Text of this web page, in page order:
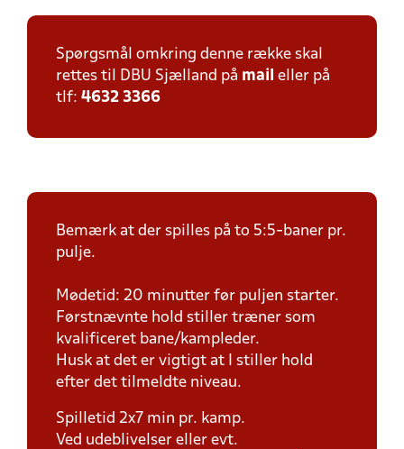
Spørgsmål omkring denne række skal
rettes til DBU Sjælland på mail eller på
tlf: 4632 3366
Bemærk at der spilles på to 5:5-baner pr.
pulje.
Mødetid: 20 minutter før puljen starter.
Førstnævnte hold stiller træner som
kvalificeret bane/kampleder.
Husk at det er vigtigt at I stiller hold
efter det tilmeldte niveau.
Spilletid 2x7 min pr. kamp.
Ved udeblivelser eller evt.